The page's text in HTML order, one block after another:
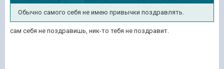
Обычно самого себя не имею привычки поздравлять.
сам себя не поздравишь, ник-то тебя не поздравит.